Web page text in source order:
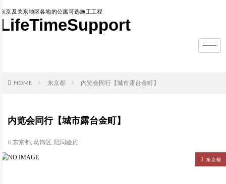
东京及关东地区各地的公寓可选施工工程
LifeTimeSupport
HOME 东京都 内览会同行【城市露台金町】
内览会同行【城市露台金町】
东京都, 葛饰区, 陪同验房
东京都